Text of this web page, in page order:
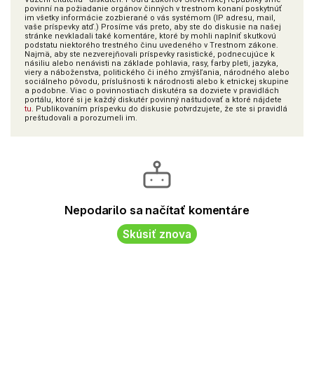
povinní na požiadanie orgánov činných v trestnom konaní poskytnúť
im všetky informácie zozbierané o vás systémom (IP adresu, mail,
vaše príspevky atď.) Prosíme vás preto, aby ste do diskusie na našej
stránke nevkladali také komentáre, ktoré by mohli naplniť skutkovú
podstatu niektorého trestného činu uvedeného v Trestnom zákone.
Najmä, aby ste nezverejňovali príspevky rasistické, podnecujúce k
násiliu alebo nenávisti na základe pohlavia, rasy, farby pleti, jazyka,
viery a náboženstva, politického či iného zmýšľania, národného alebo
sociálneho pôvodu, príslušnosti k národnosti alebo k etnickej skupine
a podobne. Viac o povinnostiach diskutéra sa dozviete v pravidlách
portálu, ktoré si je každý diskutér povinný naštudovať a ktoré nájdete
tu. Publikovaním príspevku do diskusie potvrdzujete, že ste si pravidlá
preštudovali a porozumeli im.